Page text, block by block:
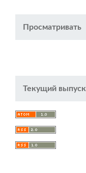
Просматривать
Текущий выпуск